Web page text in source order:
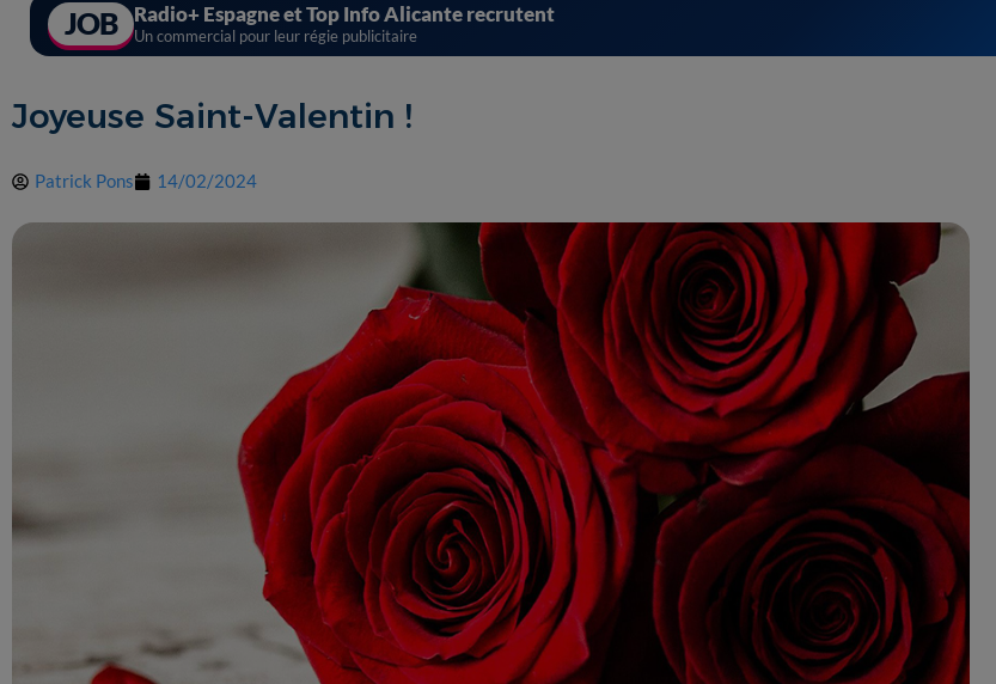
JOB Radio+ Espagne et Top Info Alicante recrutent
Un commercial pour leur régie publicitaire
Joyeuse Saint-Valentin !
Patrick Pons 14/02/2024